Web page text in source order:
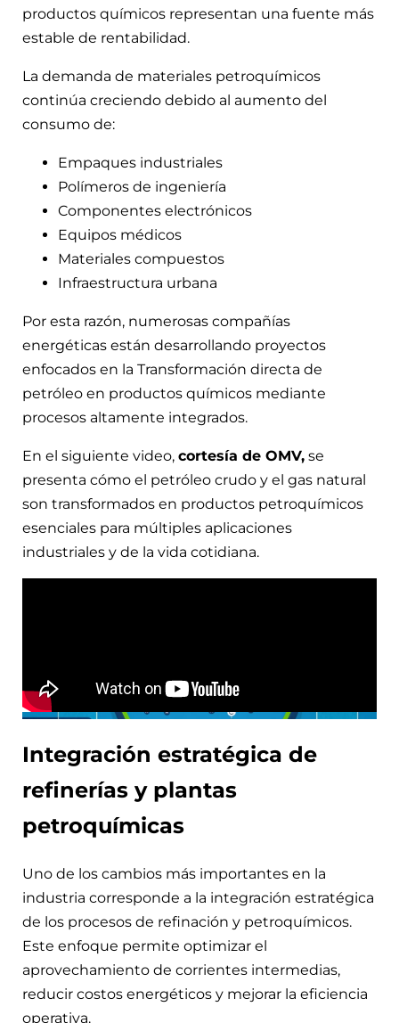
productos químicos representan una fuente más
estable de rentabilidad.
La demanda de materiales petroquímicos
continúa creciendo debido al aumento del
consumo de:
Empaques industriales
Polímeros de ingeniería
Componentes electrónicos
Equipos médicos
Materiales compuestos
Infraestructura urbana
Por esta razón, numerosas compañías
energéticas están desarrollando proyectos
enfocados en la Transformación directa de
petróleo en productos químicos mediante
procesos altamente integrados.
En el siguiente video, cortesía de OMV, se
presenta cómo el petróleo crudo y el gas natural
son transformados en productos petroquímicos
esenciales para múltiples aplicaciones
industriales y de la vida cotidiana.
Integración estratégica de
refinerías y plantas
petroquímicas
Uno de los cambios más importantes en la
industria corresponde a la integración estratégica
de los procesos de refinación y petroquímicos.
Este enfoque permite optimizar el
aprovechamiento de corrientes intermedias,
reducir costos energéticos y mejorar la eficiencia
operativa.